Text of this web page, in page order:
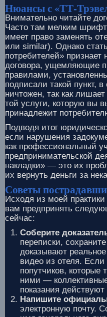
Нюансы с «ТТ-
Внимательно читайте
Часто там мелким
имеет право заменять
или similar). Однако
потребителей»
договора, ущемляющие
правилами,
подписали такой пункт,
ничтожен, так как
той услуги, которую вы
принадлежит
Подводя итог
если нарушения
как профессиональный
предпринимательской
накладки» — это их
их вернуть деньги за
Советы
Исходя из моей
вам предпринять
сейчас:
Соберите
переписки,
доказывают
видео из отеля. Если
попутчиков, которые
ними —
показания
Напишите
электронную почту.